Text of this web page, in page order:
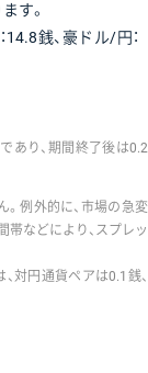
す。
銭、豪ドル/円：
あり、期間終了後は0.2
例外的に、市場の急変
などにより、スプレッ
対円通貨ペアは0.1銭、